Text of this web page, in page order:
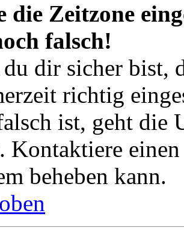
die Zeitzone
falsch!
dir sicher bist,
richtig
ist, geht die
Kontaktiere
beheben kann.